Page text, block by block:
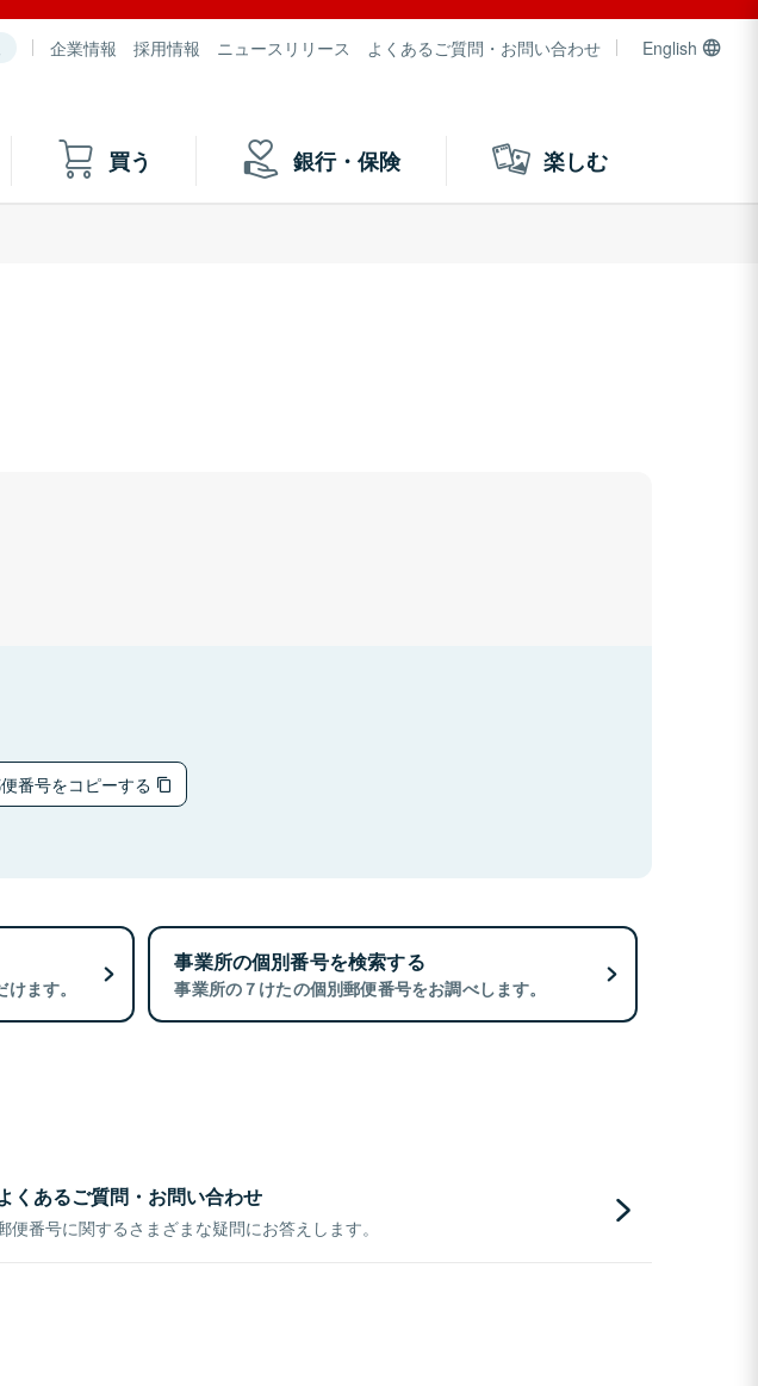
企業情報 採用情報 ニュースリリース よくあるご質問・お問い合わせ English
買う 銀行・保険 楽しむ
番号をコピーする
ます。
事業所の個別番号を検索する
事業所の７けたの個別郵便番号をお調べします。
くあるご質問・お問い合わせ
便番号に関するさまざまな疑問にお答えします。